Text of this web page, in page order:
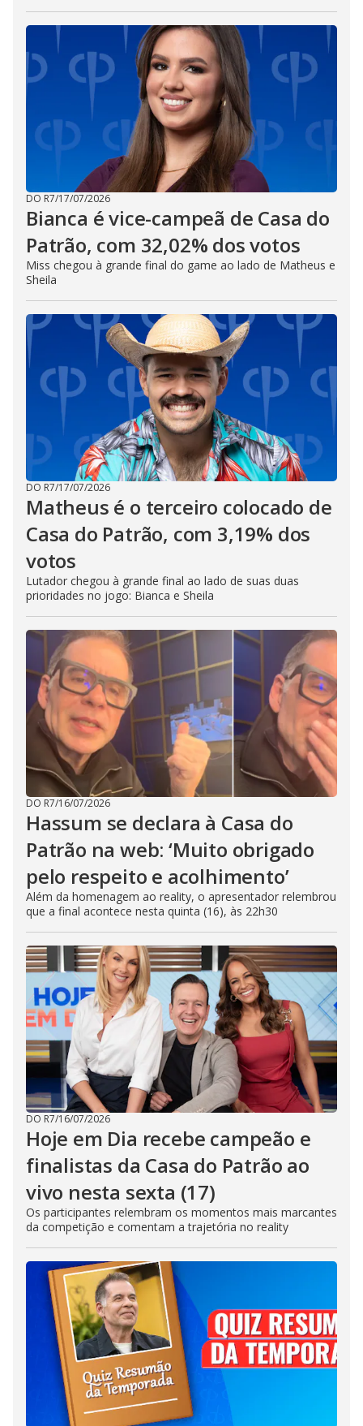
DO R7/17/07/2026
Bianca é vice-campeã de Casa do
Patrão, com 32,02% dos votos
Miss chegou à grande final do game ao lado de Matheus e
Sheila
DO R7/17/07/2026
Matheus é o terceiro colocado de
Casa do Patrão, com 3,19% dos
votos
Lutador chegou à grande final ao lado de suas duas
prioridades no jogo: Bianca e Sheila
DO R7/16/07/2026
Hassum se declara à Casa do
Patrão na web: ‘Muito obrigado
pelo respeito e acolhimento’
Além da homenagem ao reality, o apresentador relembrou
que a final acontece nesta quinta (16), às 22h30
DO R7/16/07/2026
Hoje em Dia recebe campeão e
finalistas da Casa do Patrão ao
vivo nesta sexta (17)
Os participantes relembram os momentos mais marcantes
da competição e comentam a trajetória no reality